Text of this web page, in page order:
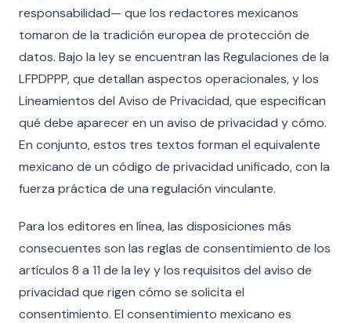
responsabilidad— que los redactores mexicanos
tomaron de la tradición europea de protección de
datos. Bajo la ley se encuentran las Regulaciones de la
LFPDPPP, que detallan aspectos operacionales, y los
Lineamientos del Aviso de Privacidad, que especifican
qué debe aparecer en un aviso de privacidad y cómo.
En conjunto, estos tres textos forman el equivalente
mexicano de un código de privacidad unificado, con la
fuerza práctica de una regulación vinculante.
Para los editores en línea, las disposiciones más
consecuentes son las reglas de consentimiento de los
artículos 8 a 11 de la ley y los requisitos del aviso de
privacidad que rigen cómo se solicita el
consentimiento. El consentimiento mexicano es